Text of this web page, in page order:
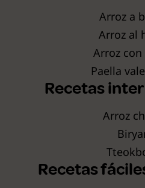
Arroz a
Arroz al
Arroz
Paella
Recetas
Arroz
Recetas